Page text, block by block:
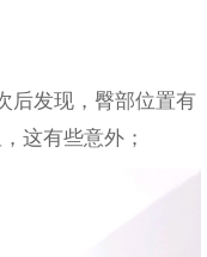
后发现，臀部位置有
这有些意外；